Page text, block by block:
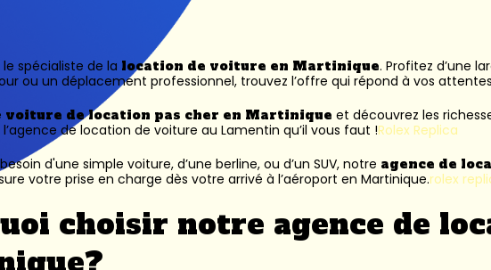
le spécialiste de la location de voiture en Martinique. Profitez d’une
ou un déplacement professionnel, trouvez l’offre qui répond à vos
voiture de location pas cher en Martinique et découvrez les
agence de location de voiture au Lamentin qu’il vous faut !Rolex Replica
d'une simple voiture, d’une berline, ou d’un SUV, notre agence de
votre prise en charge dès votre arrivé à l’aéroport en Martinique.rolex
choisir notre agence de